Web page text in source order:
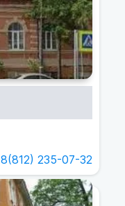
8(812) 235-07-32